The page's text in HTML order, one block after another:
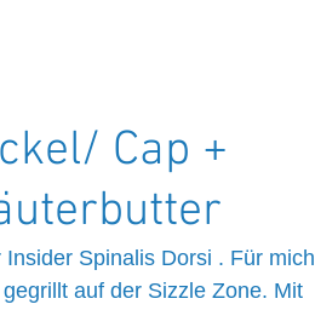
Cap +
Spinalis Dorsi . Für mich
auf der Sizzle Zone. Mit